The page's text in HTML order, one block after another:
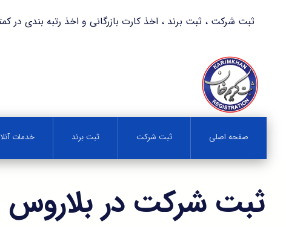
ثبت شرکت ، ثبت برند ، اخذ کارت بازرگانی و اخذ رتبه بندی در کمترین زمان با
صفحه اصلی ثبت شرکت ثبت برند خدمات
ثبت شرکت در بلاروس